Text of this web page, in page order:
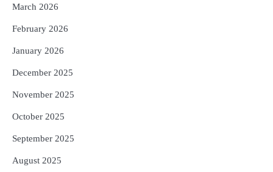
5
March 2026
February 2026
January 2026
December 2025
November 2025
October 2025
September 2025
August 2025